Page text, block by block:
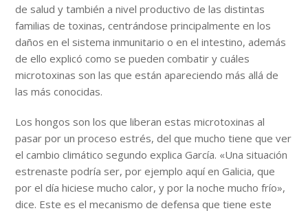
de salud y también a nivel productivo de las distintas
familias de toxinas, centrándose principalmente en los
daños en el sistema inmunitario o en el intestino, además
de ello explicó como se pueden combatir y cuáles
microtoxinas son las que están apareciendo más allá de
las más conocidas.
Los hongos son los que liberan estas microtoxinas al
pasar por un proceso estrés, del que mucho tiene que ver
el cambio climático segundo explica García. «Una situación
estrenaste podría ser, por ejemplo aquí en Galicia, que
por el día hiciese mucho calor, y por la noche mucho frío»,
dice. Este es el mecanismo de defensa que tiene este